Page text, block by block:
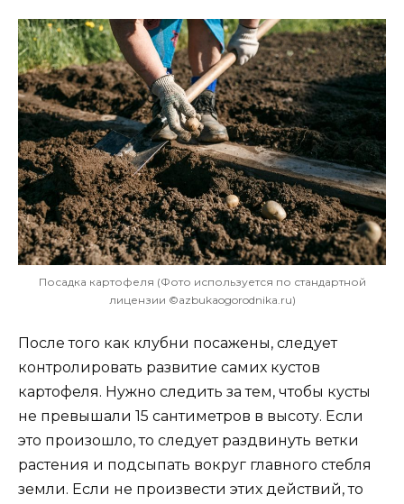
Посадка картофеля (Фото используется по стандартной
лицензии ©azbukaogorodnika.ru)
После того как клубни посажены, следует
контролировать развитие самих кустов
картофеля. Нужно следить за тем, чтобы кусты
не превышали 15 сантиметров в высоту. Если
это произошло, то следует раздвинуть ветки
растения и подсыпать вокруг главного стебля
земли. Если не произвести этих действий, то